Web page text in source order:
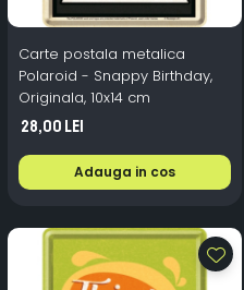
Carte postala metalica
Polaroid - Snappy Birthday,
Originala, 10x14 cm
28,00 Lei
Adauga in cos